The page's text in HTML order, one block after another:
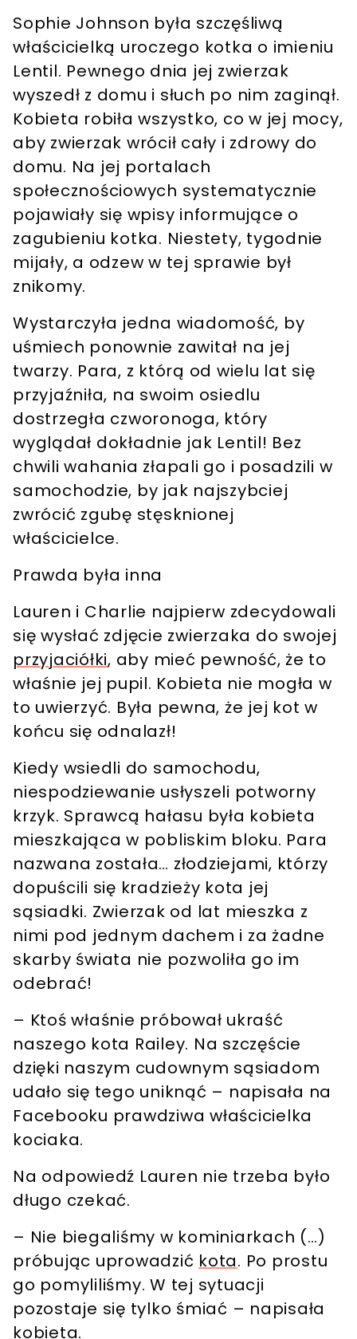
Sophie Johnson była szczęśliwą
właścicielką uroczego kotka o imieniu
Lentil. Pewnego dnia jej zwierzak
wyszedł z domu i słuch po nim zaginął.
Kobieta robiła wszystko, co w jej mocy,
aby zwierzak wrócił cały i zdrowy do
domu. Na jej portalach
społecznościowych systematycznie
pojawiały się wpisy informujące o
zagubieniu kotka. Niestety, tygodnie
mijały, a odzew w tej sprawie był
znikomy.
Wystarczyła jedna wiadomość, by
uśmiech ponownie zawitał na jej
twarzy. Para, z którą od wielu lat się
przyjaźniła, na swoim osiedlu
dostrzegła czworonoga, który
wyglądał dokładnie jak Lentil! Bez
chwili wahania złapali go i posadzili w
samochodzie, by jak najszybciej
zwrócić zgubę stęsknionej
właścicielce.
Prawda była inna
Lauren i Charlie najpierw zdecydowali
się wysłać zdjęcie zwierzaka do swojej
przyjaciółki, aby mieć pewność, że to
właśnie jej pupil. Kobieta nie mogła w
to uwierzyć. Była pewna, że jej kot w
końcu się odnalazł!
Kiedy wsiedli do samochodu,
niespodziewanie usłyszeli potworny
krzyk. Sprawcą hałasu była kobieta
mieszkająca w pobliskim bloku. Para
nazwana została… złodziejami, którzy
dopuścili się kradzieży kota jej
sąsiadki. Zwierzak od lat mieszka z
nimi pod jednym dachem i za żadne
skarby świata nie pozwoliła go im
odebrać!
– Ktoś właśnie próbował ukraść
naszego kota Railey. Na szczęście
dzięki naszym cudownym sąsiadom
udało się tego uniknąć – napisała na
Facebooku prawdziwa właścicielka
kociaka.
Na odpowiedź Lauren nie trzeba było
długo czekać.
– Nie biegaliśmy w kominiarkach (…)
próbując uprowadzić kota. Po prostu
go pomyliliśmy. W tej sytuacji
pozostaje się tylko śmiać – napisała
kobieta.